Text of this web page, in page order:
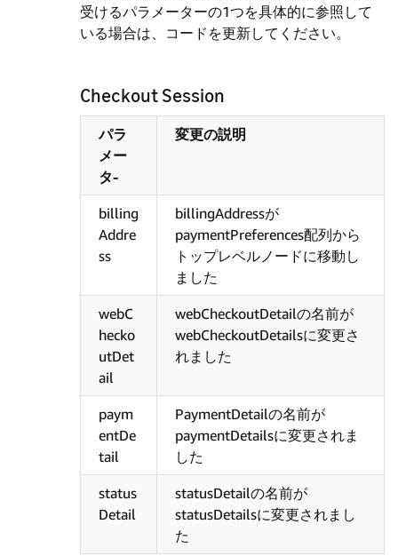
受けるパラメーターの1つを具体的に参照して
いる場合は、コードを更新してください。
Checkout Session
パラ
メー
タ-
変更の説明
billing
Addre
ss
billingAddressが
paymentPreferences配列から
トップレベルノードに移動し
ました
webC
hecko
utDet
ail
webCheckoutDetailの名前が
webCheckoutDetailsに変更さ
れました
paym
entDe
tail
PaymentDetailの名前が
paymentDetailsに変更されま
した
status
Detail
statusDetailの名前が
statusDetailsに変更されまし
た